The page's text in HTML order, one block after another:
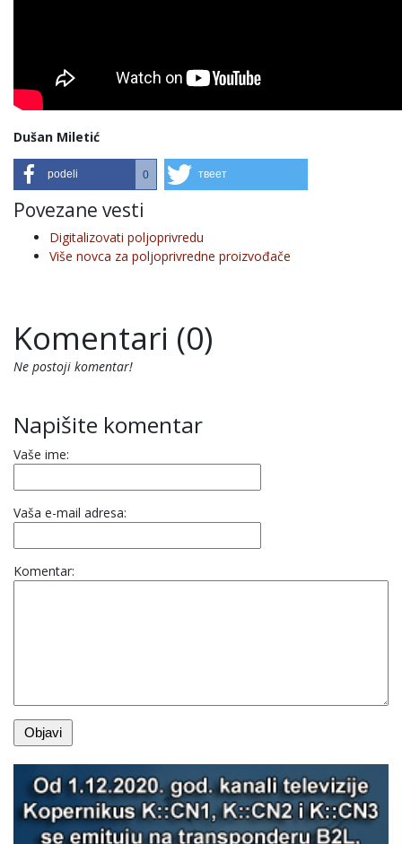
Dušan Miletić
podeli 0 твеет
Povezane vesti
Digitalizovati poljoprivredu
Više novca za poljoprivredne proizvođače
Komentari (0)
Ne postoji komentar!
Napišite komentar
Vaše ime:
Vaša e-mail adresa:
Komentar: